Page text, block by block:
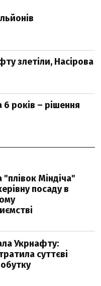
злетіли, Насірова
6 років – рішення
"плівок Міндіча"
посаду в
Укрнафту:
суттєві